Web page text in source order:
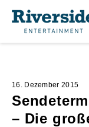
16. Dezember 2015
– Die